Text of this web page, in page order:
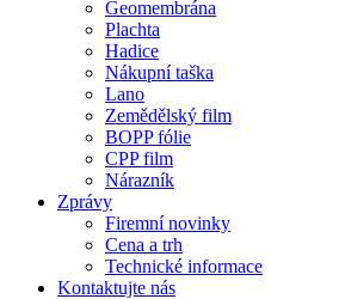
Geomembrána
Plachta
Hadice
Nákupní taška
Lano
Zemědělský film
BOPP fólie
CPP film
Nárazník
Zprávy
Firemní novinky
Cena a trh
Technické informace
Kontaktujte nás